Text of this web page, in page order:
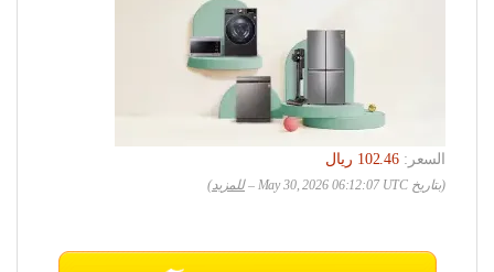
السعر:
‏102.46 ريال
(بتاريخ May 30, 2026 06:12:07 UTC – للمزيد)